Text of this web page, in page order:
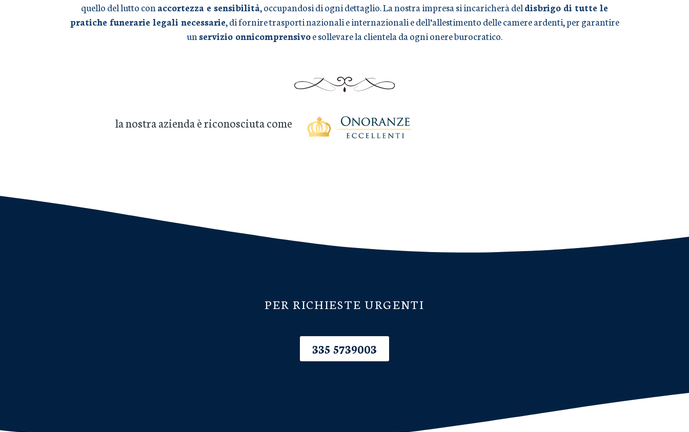
quello del lutto con accortezza e sensibilità, occupandosi di ogni dettaglio. La nostra impresa si incaricherà deldisbrigo di tutte le
pratiche funerarie legali necessarie, di fornire trasporti nazionali e internazionali e dell’allestimento delle camere ardenti, per garantire
unservizio onnicomprensivoe sollevare la clientela da ogni onere burocratico.
la nostra azienda è riconosciuta come
PER RICHIESTE URGENTI
335 5739003